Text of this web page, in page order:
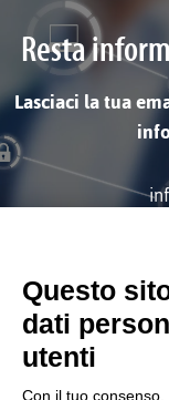
Resta
Lasciaci la tua
Questo
dati
utenti
Con il tuo